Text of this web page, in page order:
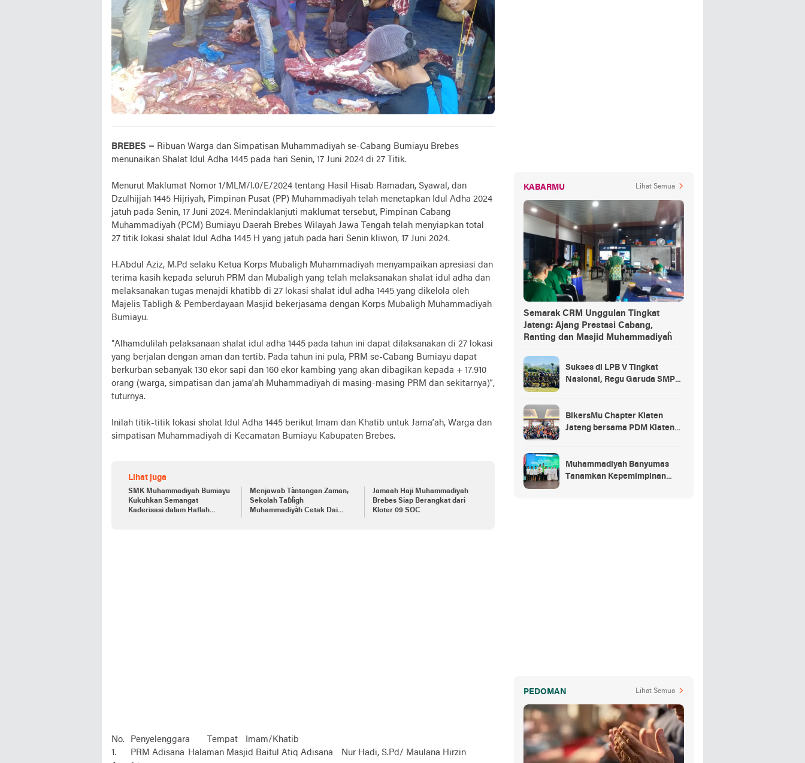
BREBES – Ribuan Warga dan Simpatisan Muhammadiyah se-Cabang Bumiayu Brebes
menunaikan Shalat Idul Adha 1445 pada hari Senin, 17 Juni 2024 di 27 Titik.
Menurut Maklumat Nomor 1/MLM/I.0/E/2024 tentang Hasil Hisab Ramadan, Syawal, dan
Dzulhijjah 1445 Hijriyah, Pimpinan Pusat (PP) Muhammadiyah telah menetapkan Idul Adha 2024
jatuh pada Senin, 17 Juni 2024. Menindaklanjuti maklumat tersebut, Pimpinan Cabang
Muhammadiyah (PCM) Bumiayu Daerah Brebes Wilayah Jawa Tengah telah menyiapkan total
27 titik lokasi shalat Idul Adha 1445 H yang jatuh pada hari Senin kliwon, 17 Juni 2024.
H.Abdul Aziz, M.Pd selaku Ketua Korps Mubaligh Muhammadiyah menyampaikan apresiasi dan
terima kasih kepada seluruh PRM dan Mubaligh yang telah melaksanakan shalat idul adha dan
melaksanakan tugas menajdi khatibb di 27 lokasi shalat idul adha 1445 yang dikelola oleh
Majelis Tabligh & Pemberdayaan Masjid bekerjasama dengan Korps Mubaligh Muhammadiyah
Bumiayu.
“Alhamdulilah pelaksanaan shalat idul adha 1445 pada tahun ini dapat dilaksanakan di 27 lokasi
yang berjalan dengan aman dan tertib. Pada tahun ini pula, PRM se-Cabang Bumiayu dapat
berkurban sebanyak 130 ekor sapi dan 160 ekor kambing yang akan dibagikan kepada + 17.910
orang (warga, simpatisan dan jama’ah Muhammadiyah di masing-masing PRM dan sekitarnya)”,
tuturnya.
Inilah titik-titik lokasi sholat Idul Adha 1445 berikut Imam dan Khatib untuk Jama’ah, Warga dan
simpatisan Muhammadiyah di Kecamatan Bumiayu Kabupaten Brebes.
Lihat juga
SMK Muhammadiyah Bumiayu
Kukuhkan Semangat
Kaderisasi dalam Haflah
Menjawab Tàntangan Zaman,
Sekolah Taɓĺigh
Muhammadiyàh Cetak Dai
Jamaah Haji Muhammadiyah
Brebes Siap Berangkat dari
Kloter 09 SOC
No. Penyelenggara Tempat
Imam/Khatib
1.
PRM Adisana Halaman Masjid Baitul Atiq Adisana
Nur Hadi, S.Pd/ Maulana Hirzin
KABARMU Lihat Semua
Semarak CRM Unggulan Tingkat
Jateng: Ajang Prestasi Cabang,
Ranting dan Masjid Muhammadiyaĥ
Sukses di LPB V Tingkat
Nasional, Regu Garuda SMP
BikersMu Chapter Klaten
Jateng bersama PDM Klaten
Dakwah Komunitas
Muhammadiyah Banyumas
Tanamkan Kepemimpinan
PEDOMAN Lihat Semua